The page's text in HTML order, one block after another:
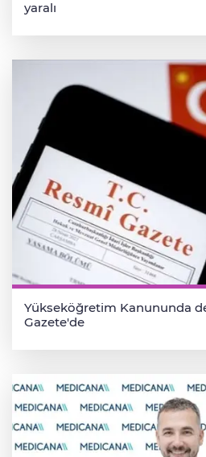
yaralı
Yükseköğretim Kanununda
Gazete'de